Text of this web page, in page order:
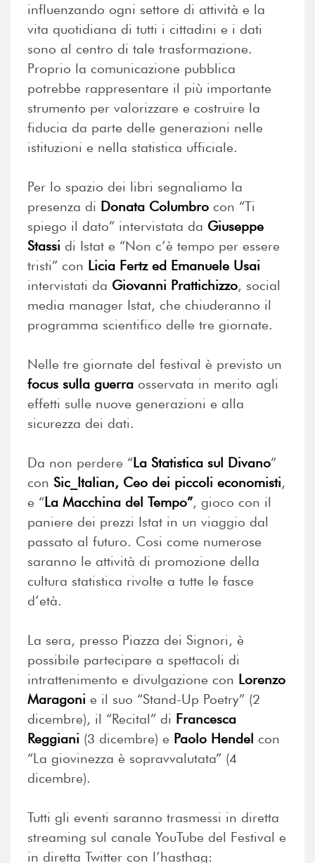
influenzando ogni settore di attività e la
vita quotidiana di tutti i cittadini e i dati
sono al centro di tale trasformazione.
Proprio la comunicazione pubblica
potrebbe rappresentare il più importante
strumento per valorizzare e costruire la
fiducia da parte delle generazioni nelle
istituzioni e nella statistica ufficiale.
Per lo spazio dei libri segnaliamo la
presenza di Donata Columbro con “Ti
spiego il dato” intervistata da Giuseppe
Stassi di Istat e “Non c’è tempo per essere
tristi” con Licia Fertz ed Emanuele Usai
intervistati da Giovanni Prattichizzo, social
media manager Istat, che chiuderanno il
programma scientifico delle tre giornate.
Nelle tre giornate del festival è previsto un
focus sulla guerra osservata in merito agli
effetti sulle nuove generazioni e alla
sicurezza dei dati.
Da non perdere “La Statistica sul Divano”
con Sic_Italian, Ceo dei piccoli economisti,
e “La Macchina del Tempo”, gioco con il
paniere dei prezzi Istat in un viaggio dal
passato al futuro. Cosi come numerose
saranno le attività di promozione della
cultura statistica rivolte a tutte le fasce
d’età.
La sera, presso Piazza dei Signori, è
possibile partecipare a spettacoli di
intrattenimento e divulgazione con Lorenzo
Maragoni e il suo “Stand-Up Poetry” (2
dicembre), il “Recital” di Francesca
Reggiani (3 dicembre) e Paolo Hendel con
“La giovinezza è sopravvalutata” (4
dicembre).
Tutti gli eventi saranno trasmessi in diretta
streaming sul canale YouTube del Festival e
in diretta Twitter con l’hasthag: